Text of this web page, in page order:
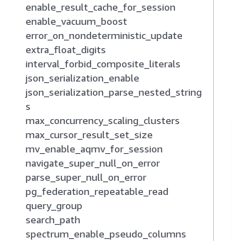
enable_result_cache_for_session
enable_vacuum_boost
error_on_nondeterministic_update
extra_float_digits
interval_forbid_composite_literals
json_serialization_enable
json_serialization_parse_nested_string
s
max_concurrency_scaling_clusters
max_cursor_result_set_size
mv_enable_aqmv_for_session
navigate_super_null_on_error
parse_super_null_on_error
pg_federation_repeatable_read
query_group
search_path
spectrum_enable_pseudo_columns